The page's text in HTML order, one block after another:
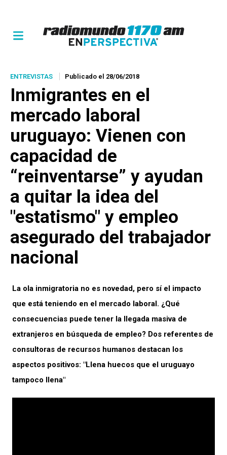
ENTREVISTAS Publicado el 28/06/2018
Inmigrantes en el
mercado laboral
uruguayo: Vienen con
capacidad de
“reinventarse” y ayudan
a quitar la idea del
"estatismo" y empleo
asegurado del trabajador
nacional
La ola inmigratoria no es novedad, pero sí el impacto
que está teniendo en el mercado laboral. ¿Qué
consecuencias puede tener la llegada masiva de
extranjeros en búsqueda de empleo? Dos referentes de
consultoras de recursos humanos destacan los
aspectos positivos: "Llena huecos que el uruguayo
tampoco llena"